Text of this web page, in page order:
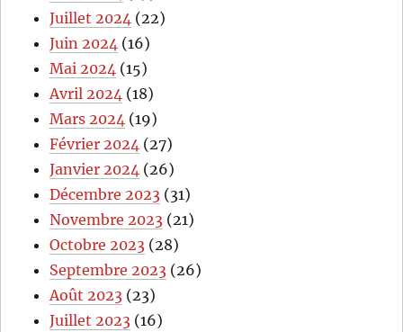
Juillet 2024 (22)
Juin 2024 (16)
Mai 2024 (15)
Avril 2024 (18)
Mars 2024 (19)
Février 2024 (27)
Janvier 2024 (26)
Décembre 2023 (31)
Novembre 2023 (21)
Octobre 2023 (28)
Septembre 2023 (26)
Août 2023 (23)
Juillet 2023 (16)